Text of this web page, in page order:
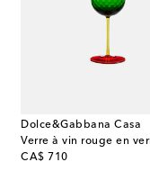
Dolce&Gabbana Casa
CA$ 710
original price